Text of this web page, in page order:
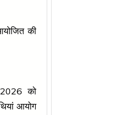
की
2026 को
आयोग